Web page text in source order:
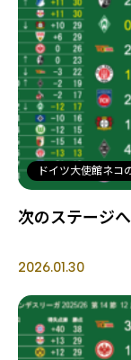
ドイツ大使館ネコ
次のステージへ
2026.01.30